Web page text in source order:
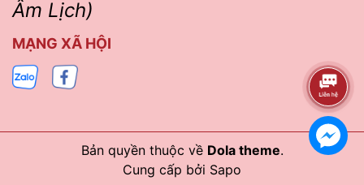
Âm Lịch)
MẠNG XÃ HỘI
Bản quyền thuộc về Dola theme.
Cung cấp bởi Sapo